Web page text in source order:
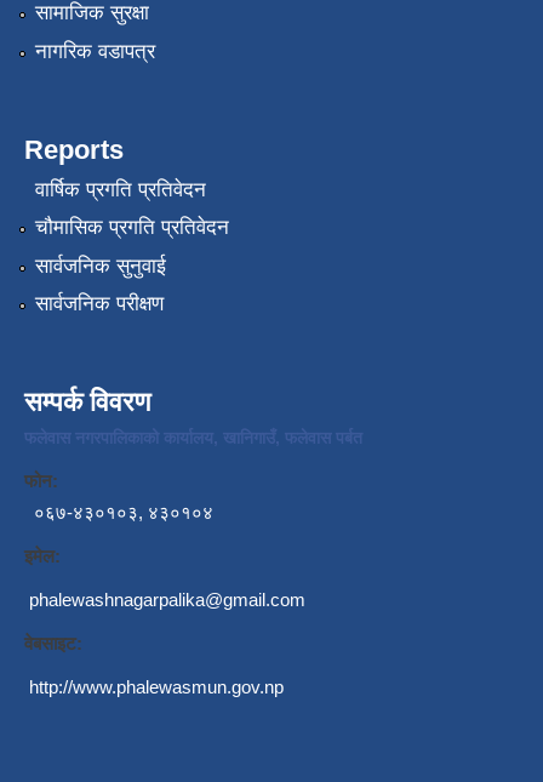
सामाजिक सुरक्षा
नागरिक वडापत्र
Reports
वार्षिक प्रगति प्रतिवेदन
चौमासिक प्रगति प्रतिवेदन
सार्वजनिक सुनुवाई
सार्वजनिक परीक्षण
सम्पर्क विवरण
फलेवास नगरपालिकाको कार्यालय, खानिगाउँ, फलेवास पर्बत
फोन:
०६७-४३०१०३, ४३०१०४
इमेल:
phalewashnagarpalika@gmail.com
वेबसाइट:
http://www.phalewasmun.gov.np